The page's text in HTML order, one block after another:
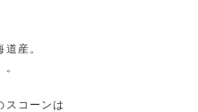
産。
スコーンは